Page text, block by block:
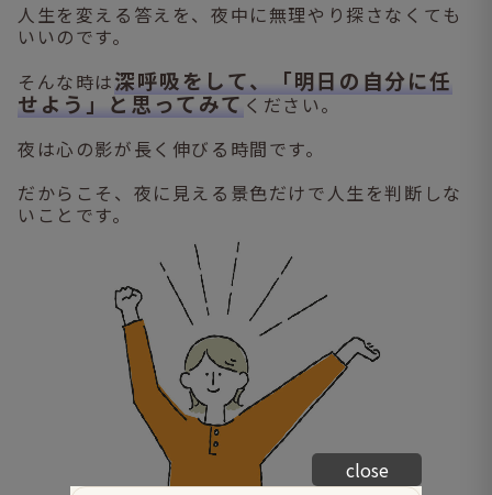
人生を変える答えを、夜中に無理やり探さなくても
いいのです。
そんな時は深呼吸をして、「明日の自分に任
せよう」と思ってみてください。
夜は心の影が長く伸びる時間です。
だからこそ、夜に見える景色だけで人生を判断しな
いことです。
close